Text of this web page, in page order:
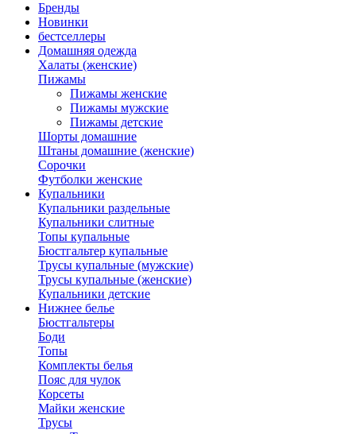
Бренды
Новинки
бестселлеры
Домашняя одежда
Халаты (женские)
Пижамы
Пижамы женские
Пижамы мужские
Пижамы детские
Шорты домашние
Штаны домашние (женские)
Сорочки
Футболки женские
Купальники
Купальники раздельные
Купальники слитные
Топы купальные
Бюстгальтер купальные
Трусы купальные (мужские)
Трусы купальные (женские)
Купальники детские
Нижнее белье
Бюстгальтеры
Боди
Топы
Комплекты белья
Пояс для чулок
Корсеты
Майки женские
Трусы